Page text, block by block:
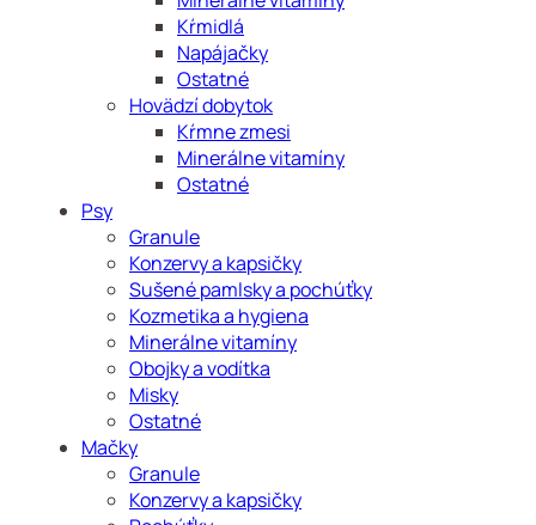
Kŕmidlá
Napájačky
Ostatné
Hovädzí dobytok
Kŕmne zmesi
Minerálne vitamíny
Ostatné
Psy
Granule
Konzervy a kapsičky
Sušené pamlsky a pochúťky
Kozmetika a hygiena
Minerálne vitamíny
Obojky a vodítka
Misky
Ostatné
Mačky
Granule
Konzervy a kapsičky